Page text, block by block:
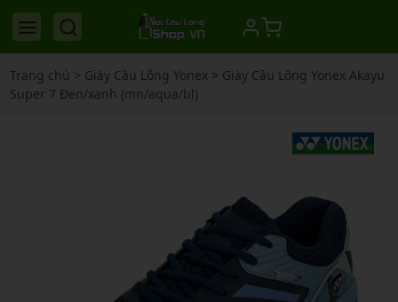
Trang chủ > Giày Cầu Lông Yonex> Giày Cầu Lông Yonex Akayu
Super 7 Đen/xanh (mn/aqua/bl)